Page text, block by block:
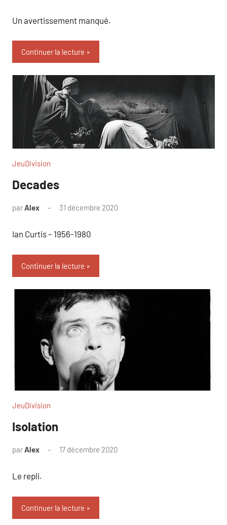
Un avertissement manqué.
Continuer la lecture
JeuDivision
Decades
parAlex 31 décembre 2020
Ian Curtis – 1956-1980
Continuer la lecture
JeuDivision
Isolation
parAlex 17 décembre 2020
Le repli.
Continuer la lecture